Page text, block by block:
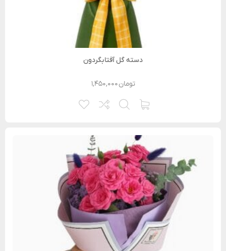
دسته گل آفتابگردون
۱,۴۵۰,۰۰۰تومان